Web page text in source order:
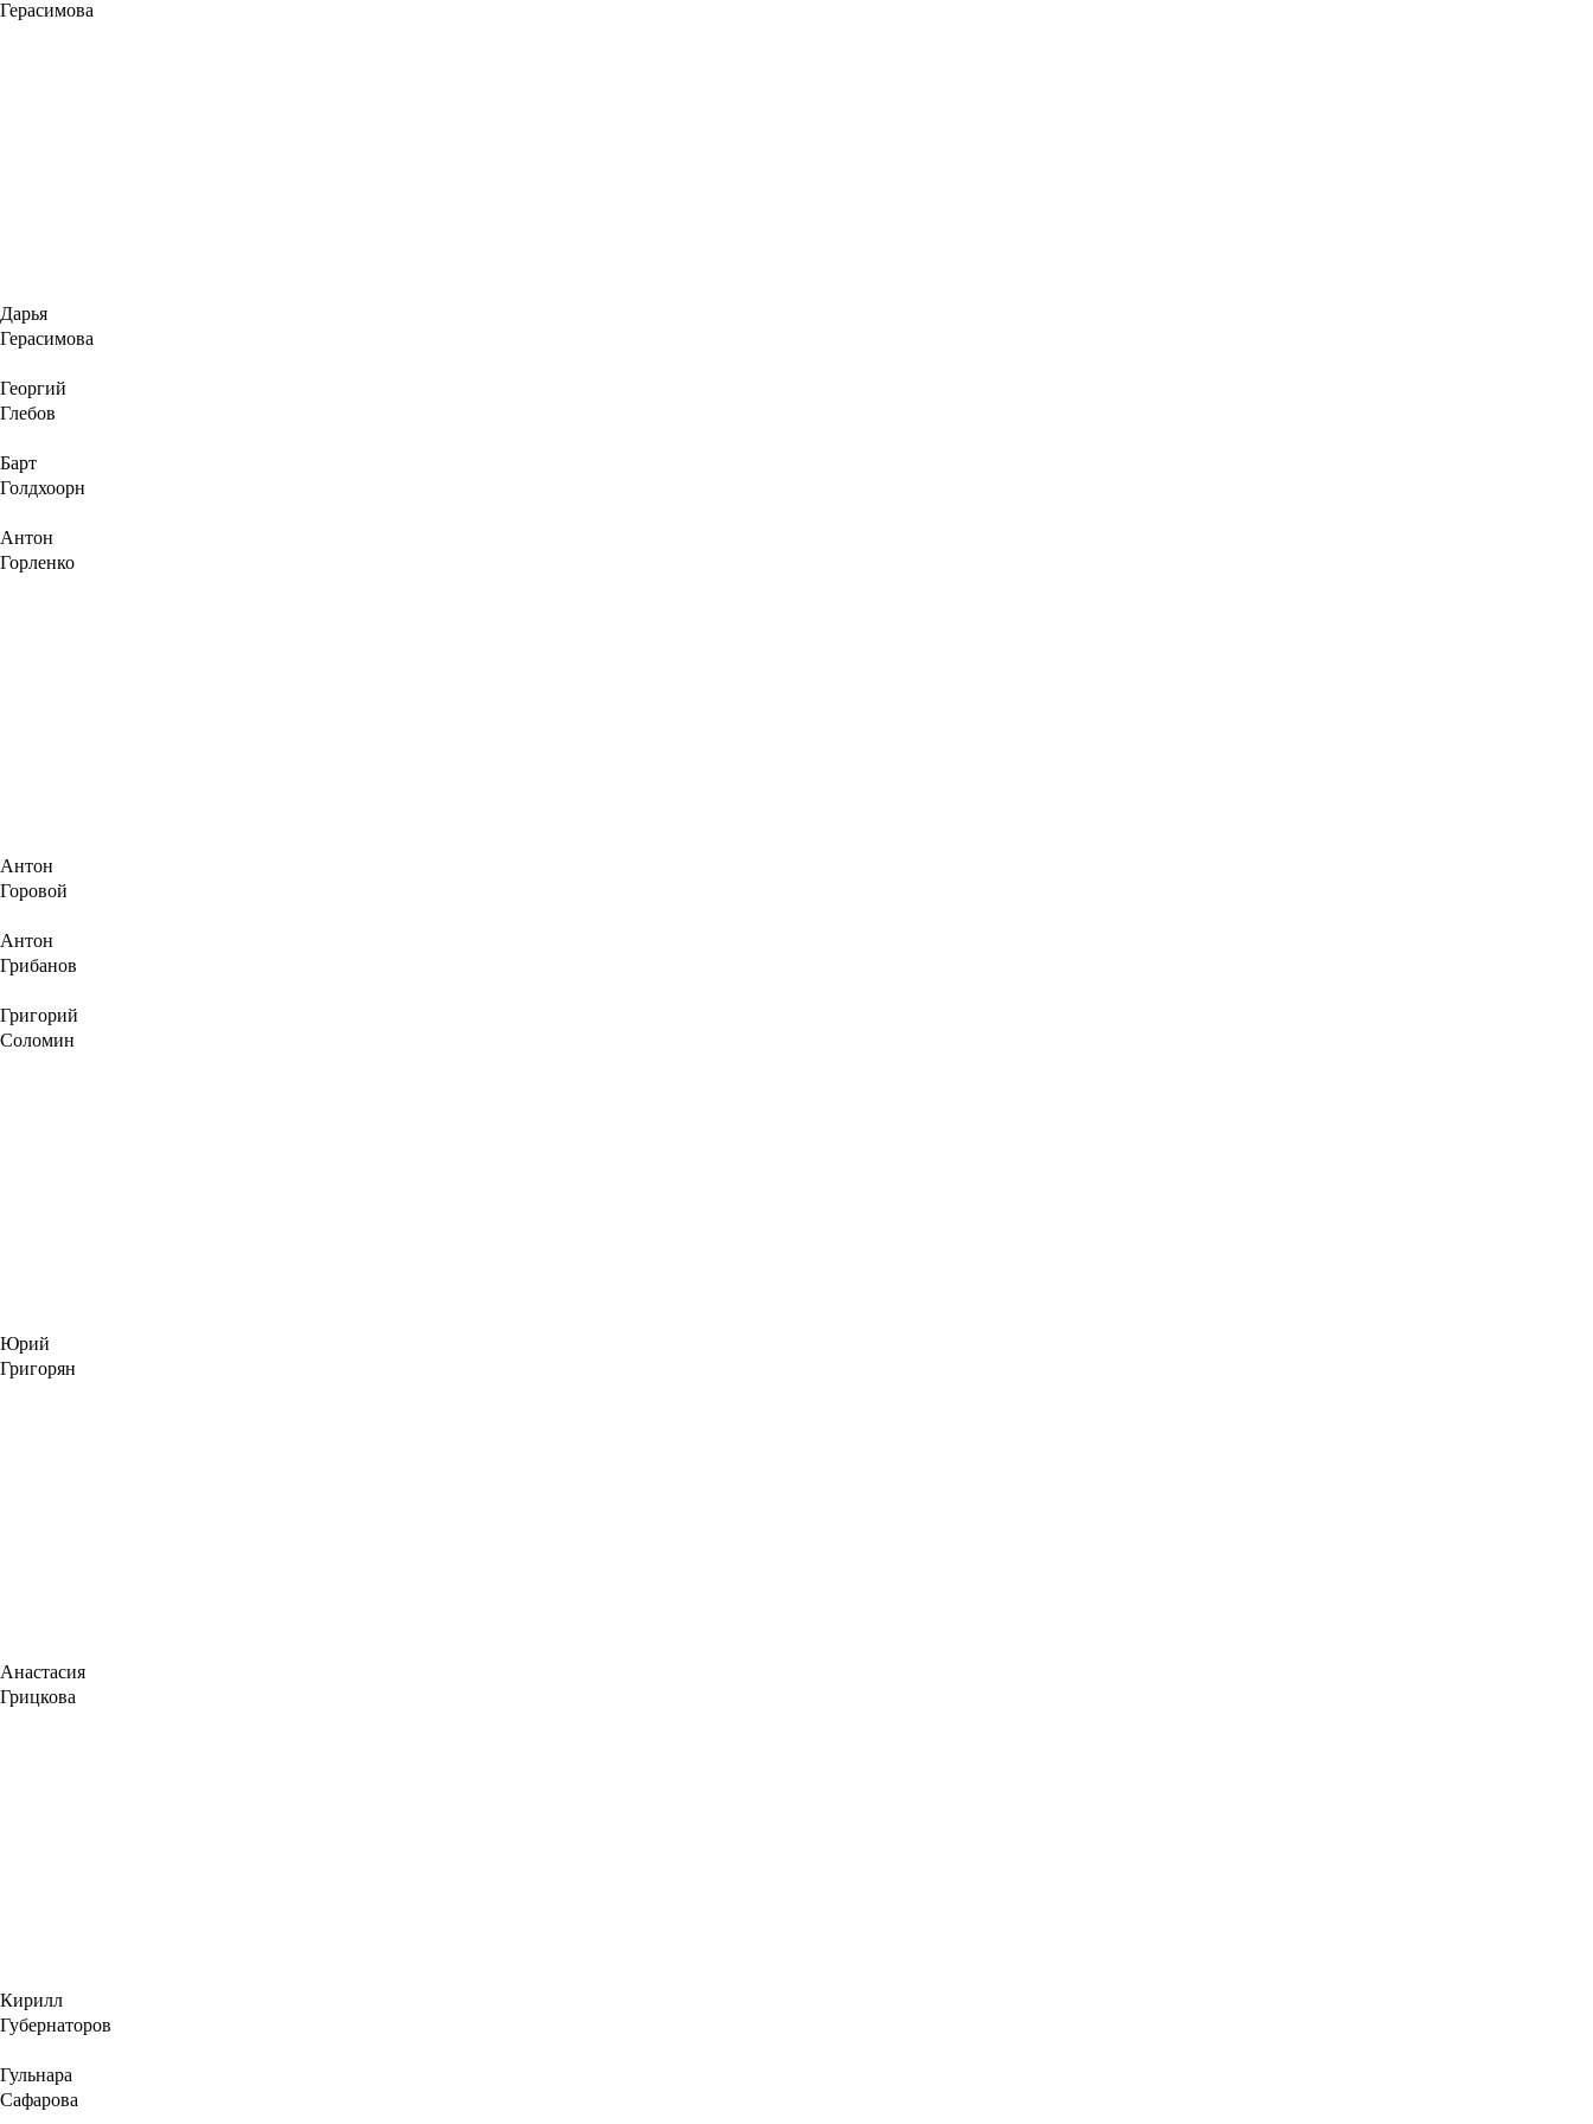
Герасимова
Дарья
Герасимова
Георгий
Глебов
Барт
Голдхоорн
Антон
Горленко
Антон
Горовой
Антон
Грибанов
Григорий
Соломин
Юрий
Григорян
Анастасия
Грицкова
Кирилл
Губернаторов
Гульнара
Сафарова